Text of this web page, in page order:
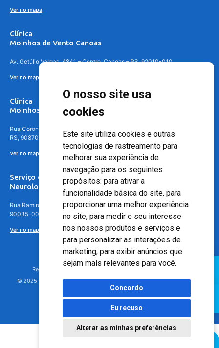
O nosso site usa
cookies
Este site utiliza cookies e outras
tecnologias de rastreamento para
melhorar sua experiência de
navegação para os seguintes
propósitos: para ativar a
funcionalidade básica do site, para
proporcionar uma melhor experiência
no site, para medir o seu interesse
nos nossos produtos e serviços e
para personalizar as interações de
marketing, para exibir anúncios que
sejam mais relevantes para você.
Concordo
Eu recuso
Alterar as minhas preferências
Ver no mapa
Clínica
Moinhos de Vento Canoas
Av. Getúlio Vargas, 4841 – Centro, Canoas – RS, 92010-010
Ver no mapa
Clínica
Moinhos de Vento - Teresópolis
Rua Coronel Aparício Borges, 250 - 3º andar - Teresópolis, Porto Alegre -
RS, 90870-016
Ver no mapa
Serviço de
Neurologia
Rua Ramiro Barcelos, 630 – 5º andar – Floresta, Porto Alegre – RS,
90035-001
Ver no mapa
Responsável Técnico: Dr. Luiz Antonio Nasi - CREMERS 11217
© 2025 - Hospital Moinhos de Vento - Registro Empresa (CRM-RS): 425